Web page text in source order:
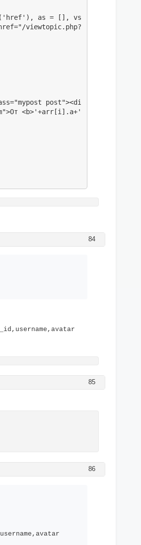
as = [], vs= [];
viewtopic.php?id='+si+'"
post"><div
<b>'+arr[i].a+'</b></
84
85
86